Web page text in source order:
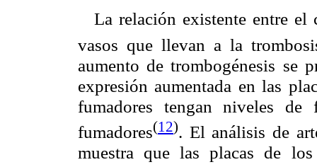
La relación existente entre
vasos que llevan a la
aumento de trombogénesis se
expresión aumentada en las
fumadores tengan niveles
fumadores(12). El análisis de
muestra que las placas de